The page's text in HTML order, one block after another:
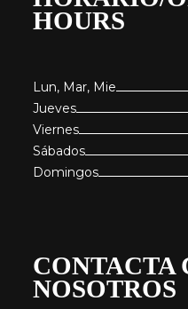
HOURS
Lun, Mar, Mie
Jueves
Viernes
Sábados
Domingos
CONTACTA
NOSOTROS